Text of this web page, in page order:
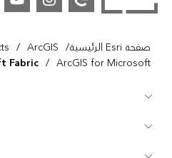
صفحة Esri الرئيسية /
ArcGIS
/
ArcGIS for Microsoft
/
Fabric
نظرة عامة على ArcGIS